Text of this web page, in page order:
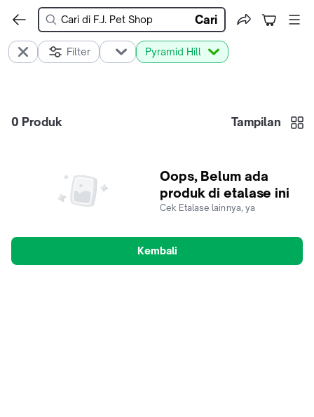
Cari
Filter Pyramid Hill
0 Produk Tampilan
Oops, Belum ada
produk di etalase ini
Cek Etalase lainnya, ya
Kembali